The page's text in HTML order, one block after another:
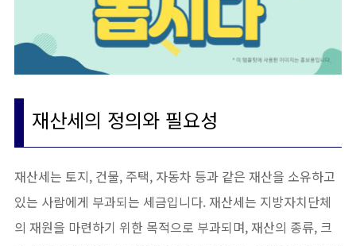
재산세의 정의와 필요성
재산세는 토지, 건물, 주택, 자동차 등과 같은 재산을 소유하고
있는 사람에게 부과되는 세금입니다. 재산세는 지방자치단체
의 재원을 마련하기 위한 목적으로 부과되며, 재산의 종류, 크